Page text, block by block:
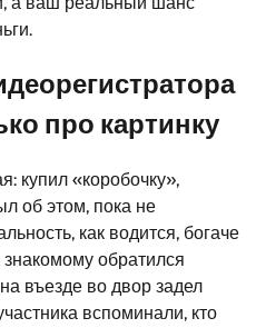
про картинку
купил «коробочку»,
об этом, пока не
как водится, богаче
обратился
въезде во двор задел
вспоминали, кто